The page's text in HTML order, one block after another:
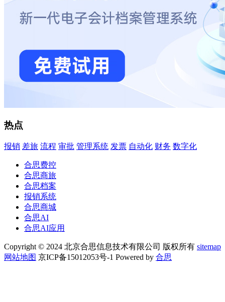
热点
报销 差旅 流程 审批 管理系统 发票 自动化 财务 数字化
合思费控
合思商旅
合思档案
报销系统
合思商城
合思AI
合思AI应用
Copyright © 2024 北京合思信息技术有限公司 版权所有 sitemap
网站地图 京ICP备15012053号-1 Powered by 合思